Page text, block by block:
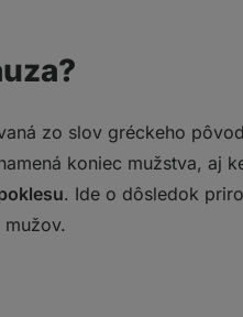
zo slov gréckeho
koniec mužstva, aj
. Ide o dôsledok